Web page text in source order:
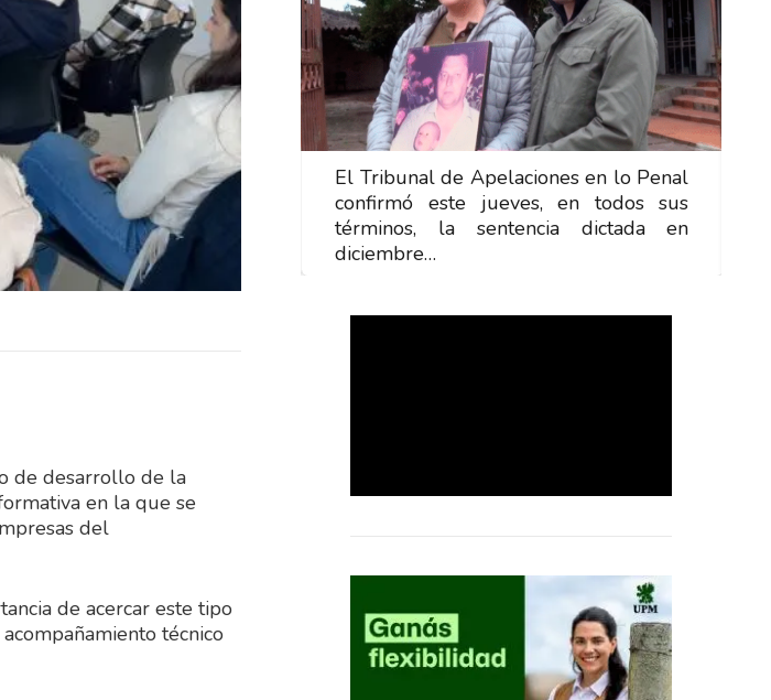
de desarrollo de la
en la que se
del
de acercar este tipo
técnico
de Apelaciones en lo Penal
este jueves, en todos sus
la sentencia dictada en
El Tribunal de Apelaciones en lo Penal
confirmó este jueves, en todos sus
términos, la sentencia dictada en
diciembre…